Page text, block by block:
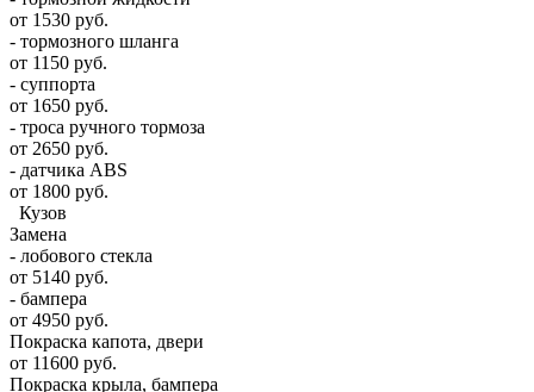
от 1530 руб.
- тормозного шланга
от 1150 руб.
- суппорта
от 1650 руб.
- троса ручного тормоза
от 2650 руб.
- датчика ABS
от 1800 руб.
Кузов
Замена
- лобового стекла
от 5140 руб.
- бампера
от 4950 руб.
Покраска капота, двери
от 11600 руб.
Покраска крыла, бампера